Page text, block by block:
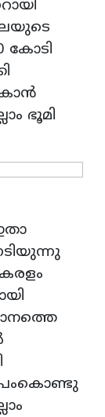
കോടി
ഭൂമി